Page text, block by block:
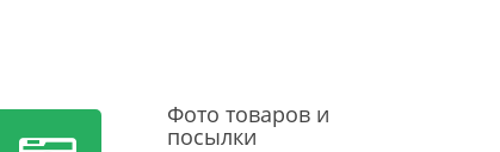
Фото товаров и
посылки